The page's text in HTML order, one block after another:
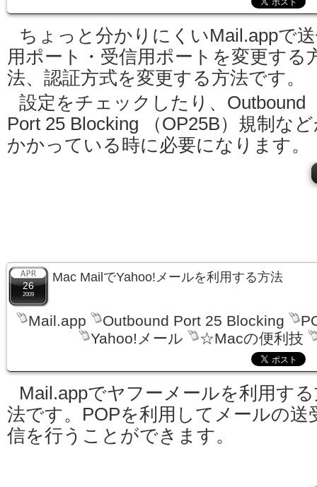
ちょっと分かりにくいMail.appで
用ポート・受信用ポートを変更する
法、認証方式を変更する方法です。
設定をチェックしたり、Outbound
Port 25 Blocking （OP25B）規制な
かかっている時に必要になります。
26
2009
Mac MailでYahoo!メールを利用する方法
Mail.app Outbound Port 25 Blocking
Yahoo!メール
☆Macの便利技
Mail.appでヤフーメールを利用す
法です。POPを利用してメールの送
信を行うことができます。